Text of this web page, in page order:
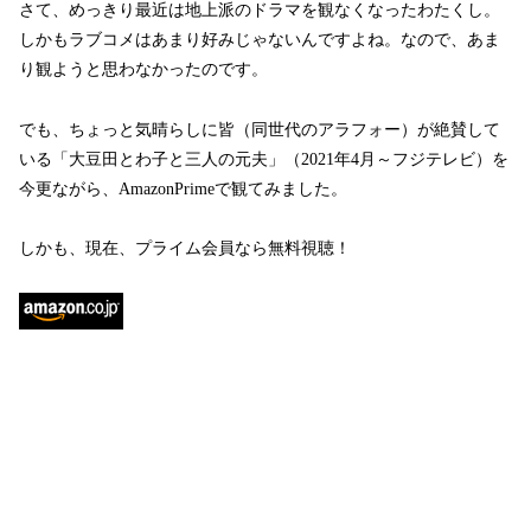
さて、めっきり最近は地上派のドラマを観なくなったわたくし。
しかもラブコメはあまり好みじゃないんですよね。なので、あま
り観ようと思わなかったのです。
でも、ちょっと気晴らしに皆（同世代のアラフォー）が絶賛して
いる「大豆田とわ子と三人の元夫」（2021年4月～フジテレビ）を
今更ながら、AmazonPrimeで観てみました。
しかも、現在、プライム会員なら無料視聴！